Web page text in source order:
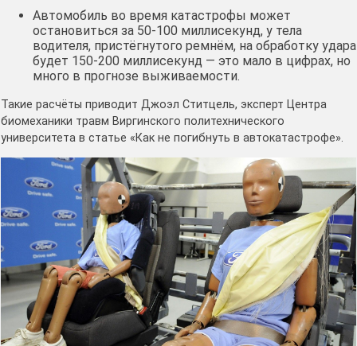
Автомобиль во время катастрофы может
остановиться за 50-100 миллисекунд, у тела
водителя, пристёгнутого ремнём, на обработку удара
будет 150-200 миллисекунд — это мало в цифрах, но
много в прогнозе выживаемости.
Такие расчёты приводит Джоэл Ститцель, эксперт Центра
биомеханики травм Виргинского политехнического
университета в статье «Как не погибнуть в автокатастрофе».